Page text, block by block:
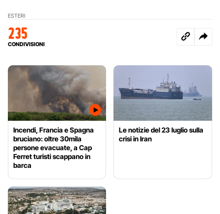
ESTERI
235
CONDIVISIONI
Incendi, Francia e Spagna
bruciano: oltre 30mila
persone evacuate, a Cap
Ferret turisti scappano in
barca
Le notizie del 23 luglio sulla
crisi in Iran